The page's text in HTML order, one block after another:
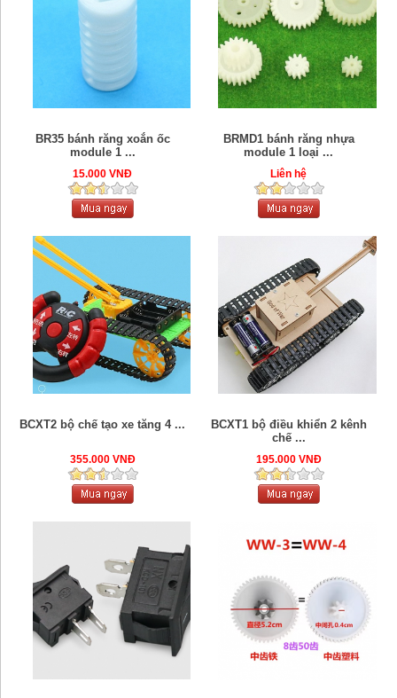
BR35 bánh răng xoắn ốc
module 1 ...
15.000 VNĐ
BRMD1 bánh răng nhựa
module 1 loại ...
Liên hệ
BCXT2 bộ chế tạo xe tăng 4 ...
355.000 VNĐ
BCXT1 bộ điều khiển 2 kênh
chế ...
195.000 VNĐ